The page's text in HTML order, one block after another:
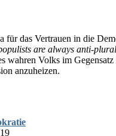
für das Vertrauen in die
are always anti-
wahren Volks im
anzuheizen.